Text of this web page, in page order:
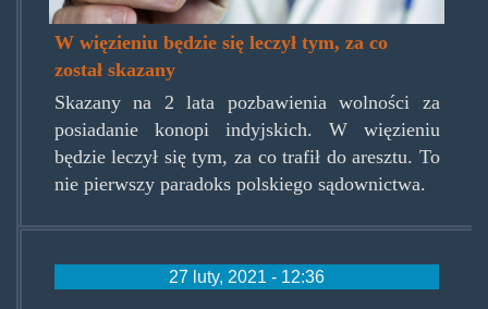
W więzieniu będzie się leczył tym, za co
został skazany
Skazany na 2 lata pozbawienia wolności za
posiadanie konopi indyjskich. W więzieniu
będzie leczył się tym, za co trafił do aresztu. To
nie pierwszy paradoks polskiego sądownictwa.
27 luty, 2021 - 12:36